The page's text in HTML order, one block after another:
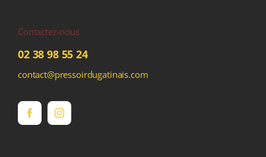
Contactez-nous
02 38 98 55 24
contact@pressoirdugatinais.com